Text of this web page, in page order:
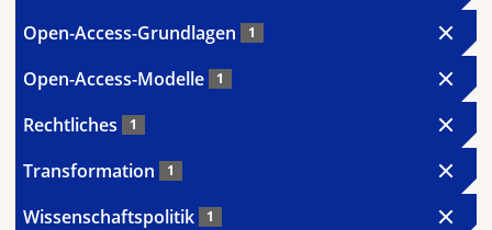
Open-Access-Grundlagen 1
Open-Access-Modelle 1
Rechtliches 1
Transformation 1
Wissenschaftspolitik 1